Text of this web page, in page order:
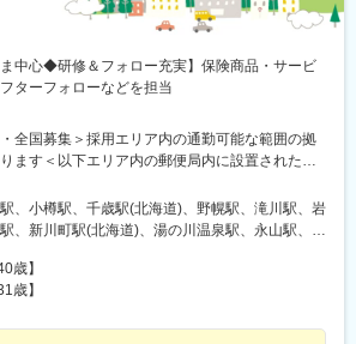
県)、和田山駅、畦野駅、京口駅、北条町駅、志染
駅(兵庫県)、葉多駅、西脇市駅、大和高田駅、五
鉄下田駅、学園前駅(奈良県)、紀伊田辺駅、紀伊
、浜田駅、安来駅、津山駅、倉敷駅、西片上駅、
備前西市駅、東山・おかでんミュージアム駅、
阿南駅、阿波池田駅、穴吹駅、吉成駅、宇和島
西町駅、中村駅、小村神社前駅、田辺島通駅、
奈多駅、西鉄柳川駅、羽犬塚駅、大牟田駅、唐津
島町駅、霊丘公園体育館駅、本諫早駅、大学病
早岐駅、中佐世保駅、八代駅、三角駅、木葉
駅、別府駅(大分県)、鶴崎駅、延岡駅、西都城
駅、小林駅(宮崎県)、日向新富駅、川内駅(鹿児
ま中心◆研修＆フォロー充実】保険商品・サービ
ターフォローなどを担当
全国募集＞採用エリア内の通勤可能な範囲の拠
ます＜以下エリア内の郵便局内に設置されたか
■北海道エリア：北海道■東北エリア：青森県、
秋田県、山形県、福島県■関東エリア：茨城県、
埼玉県、千葉県■東京エリア：東京都■南関東エ
県、福井県■東海エリア：岐阜県、静岡県、愛知
エリア：滋賀県、京都府、大阪府、兵庫県、奈良
：徳島県、香川県、愛媛県、高知県■九州エリ
、小樽駅、千歳駅(北海道)、野幌駅、滝川駅、岩
、新川町駅(北海道)、湯の川温泉駅、永山駅、旭
駅、八戸駅、三沢駅(青森県)、新青森駅、上盛岡
関駅、宮古駅、北上駅、水沢駅、久慈駅、紫波
歳】
歳】